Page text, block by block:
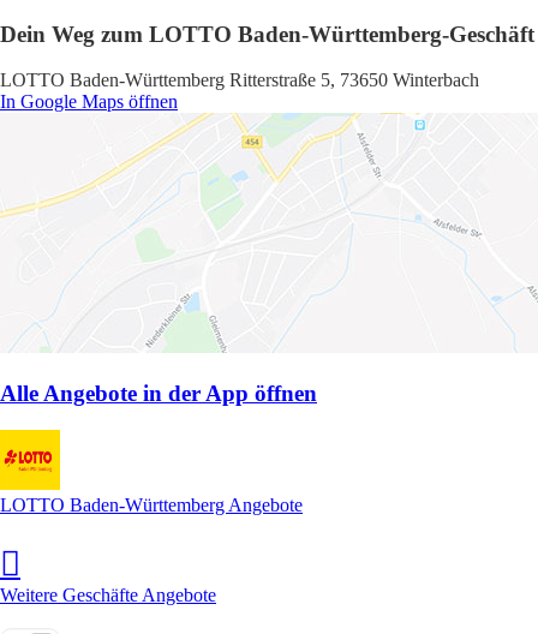
Dein Weg zum LOTTO Baden-Württemberg-Geschäft
LOTTO Baden-Württemberg Ritterstraße 5, 73650 Winterbach
In Google Maps öffnen
Alle Angebote in der App öffnen
LOTTO Baden-Württemberg Angebote
Weitere Geschäfte Angebote